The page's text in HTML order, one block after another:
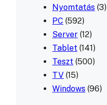
Nyomtatás (3)
PC (592)
Server (12)
Tablet (141)
Teszt (500)
TV (15)
Windows (96)